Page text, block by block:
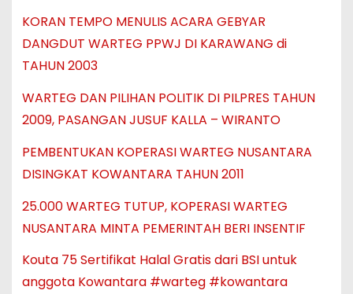
KORAN TEMPO MENULIS ACARA GEBYAR
DANGDUT WARTEG PPWJ DI KARAWANG di
TAHUN 2003
WARTEG DAN PILIHAN POLITIK DI PILPRES TAHUN
2009, PASANGAN JUSUF KALLA – WIRANTO
PEMBENTUKAN KOPERASI WARTEG NUSANTARA
DISINGKAT KOWANTARA TAHUN 2011
25.000 WARTEG TUTUP, KOPERASI WARTEG
NUSANTARA MINTA PEMERINTAH BERI INSENTIF
Kouta 75 Sertifikat Halal Gratis dari BSI untuk
anggota Kowantara #warteg #kowantara